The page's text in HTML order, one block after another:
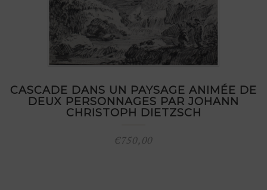
CASCADE DANS UN PAYSAGE ANIMÉE DE
DEUX PERSONNAGES PAR JOHANN
CHRISTOPH DIETZSCH
€750,00